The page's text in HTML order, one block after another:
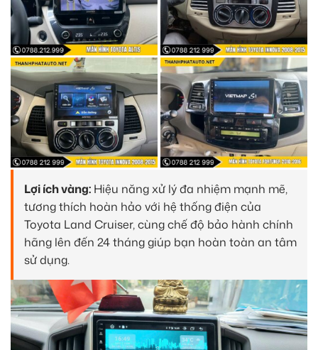
Lợi ích vàng: Hiệu năng xử lý đa nhiệm mạnh mẽ,
tương thích hoàn hảo với hệ thống điện của
Toyota Land Cruiser, cùng chế độ bảo hành chính
hãng lên đến 24 tháng giúp bạn hoàn toàn an tâm
sử dụng.